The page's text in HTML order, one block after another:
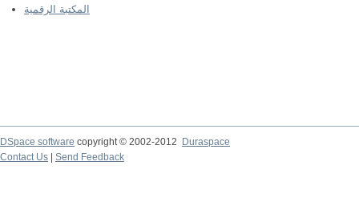
المكتبة الرقمية
DSpace software copyright © 2002-2012
Duraspace
Contact Us
Send Feedback